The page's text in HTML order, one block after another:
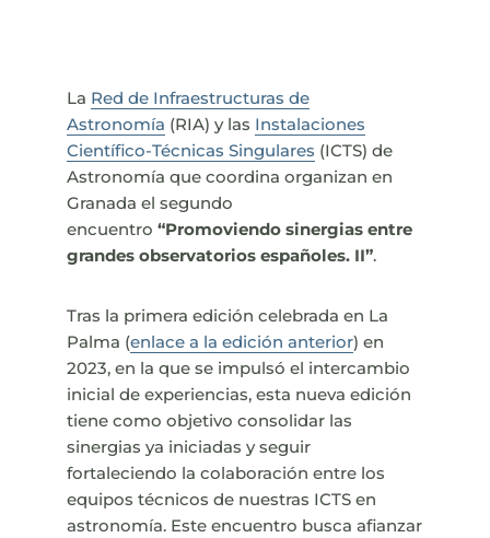
La Red de Infraestructuras de
Astronomía (RIA) y las Instalaciones
Científico-Técnicas Singulares (ICTS) de
Astronomía que coordina organizan en
Granada el segundo
encuentro “Promoviendo sinergias entre
grandes observatorios españoles. II”.
Tras la primera edición celebrada en La
Palma (enlace a la edición anterior) en
2023, en la que se impulsó el intercambio
inicial de experiencias, esta nueva edición
tiene como objetivo consolidar las
sinergias ya iniciadas y seguir
fortaleciendo la colaboración entre los
equipos técnicos de nuestras ICTS en
astronomía. Este encuentro busca afianzar